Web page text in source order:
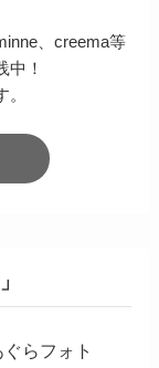
、creema等
中！
らフォト